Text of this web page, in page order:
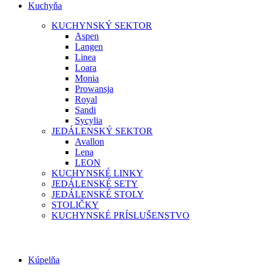
Kuchyňa
KUCHYNSKÝ SEKTOR
Aspen
Langen
Linea
Loara
Monia
Prowansja
Royal
Sandi
Sycylia
JEDÁLENSKÝ SEKTOR
Avallon
Lena
LEON
KUCHYNSKÉ LINKY
JEDÁLENSKÉ SETY
JEDÁLENSKÉ STOLY
STOLIČKY
KUCHYNSKÉ PRÍSLUŠENSTVO
Kúpelňa